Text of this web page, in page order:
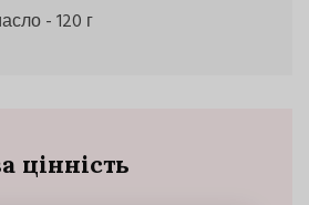
- 120 г
цінність